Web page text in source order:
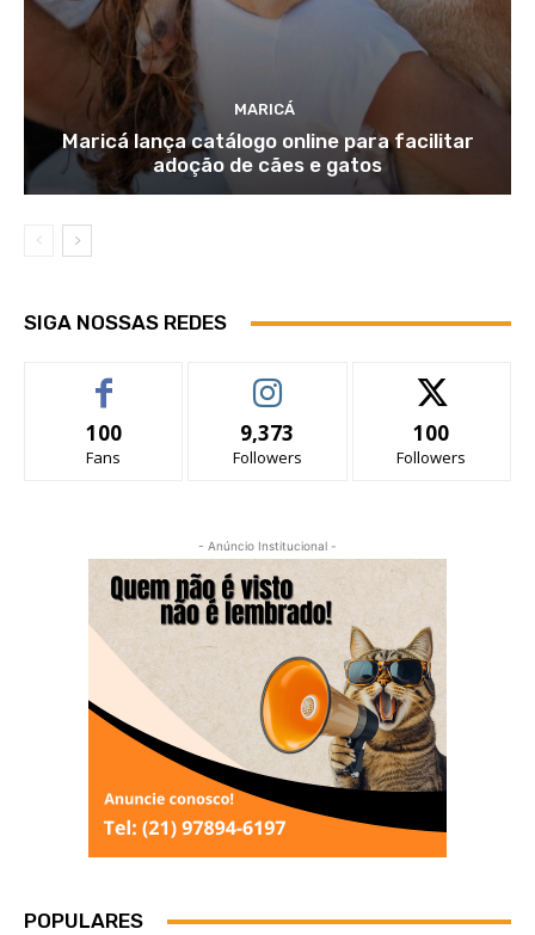
MARICÁ
Maricá lança catálogo online para facilitar
adoção de cães e gatos
SIGA NOSSAS REDES
100
Fans
9,373
Followers
100
Followers
- Anúncio Institucional -
POPULARES